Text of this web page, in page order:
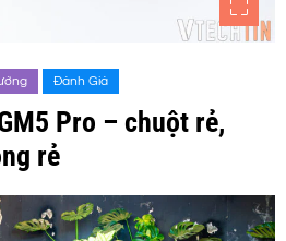
Đánh Giá
Pro – chuột rẻ,
rẻ